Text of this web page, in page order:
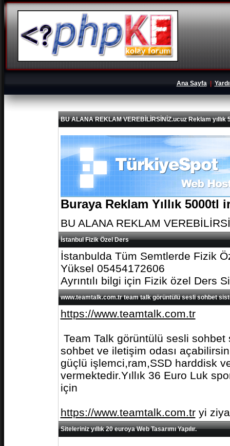
Ana Sayfa|
BU ALANA REKLAM VEREBİLİRSİNİZ.ucuz Reklam yıllık
Buraya Reklam Yıllık
BU ALANA REKLAM
İstanbul Fizik Özel Ders
İstanbulda Tüm Semtlerde Fizik
Yüksel 05454172606
Ayrıntılı bilgi için Fizik özel Ders
www.teamtalk.com.tr team talk görüntülü sesli sohbet
https://www.teamtalk.com.tr
Team Talk görüntülü sesli
sohbet ve iletişim odası
güçlü işlemci,ram,SSD harddisk
vermektedir.Yıllık 36 Euro Luk
için
https://www.teamtalk.com.tryi
Siteleriniz yıllık 20 euroya Web Tasarımı Yapılır.